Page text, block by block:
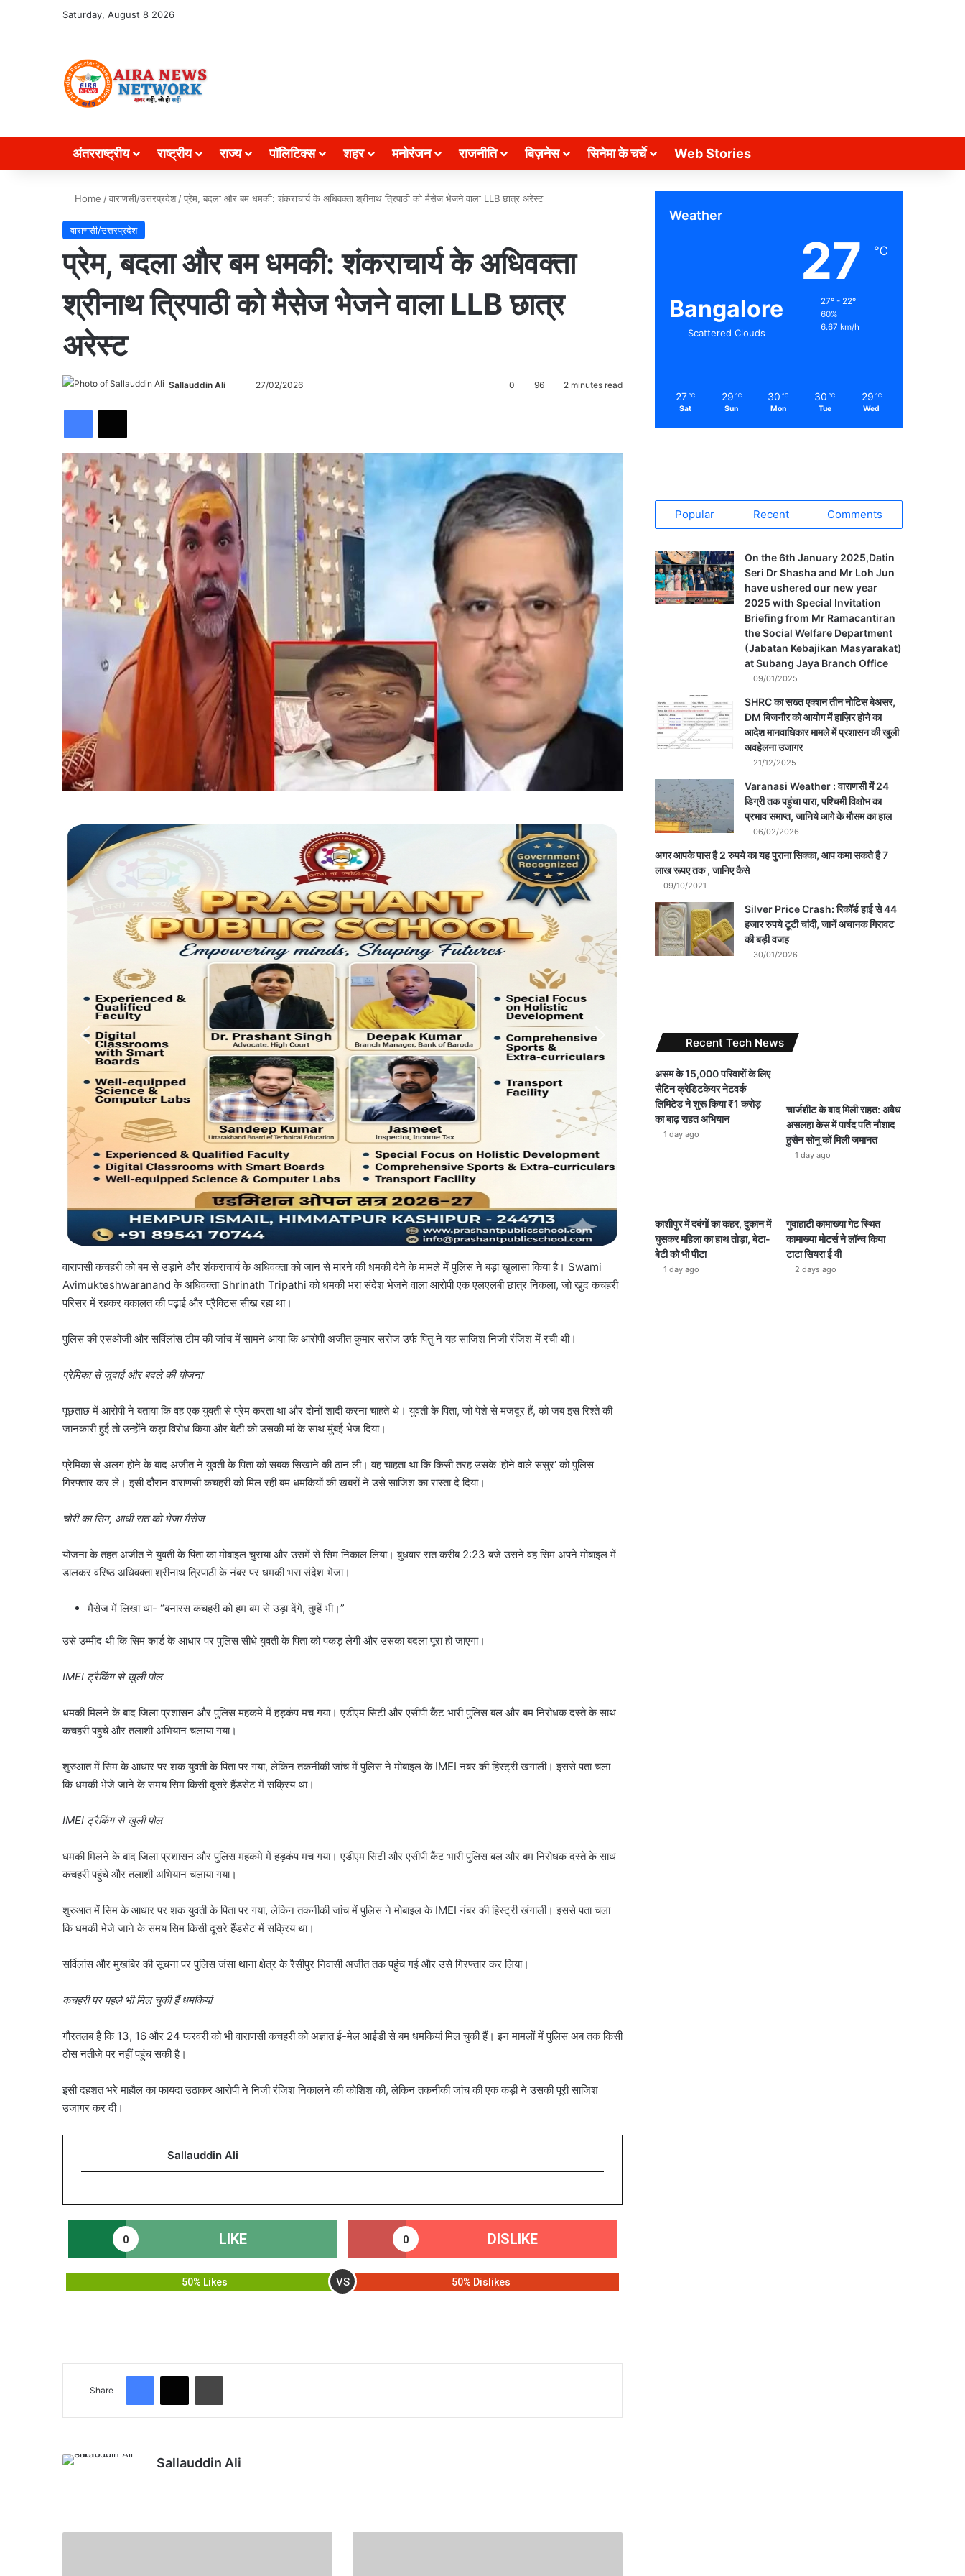
Saturday, August 8 2026
अंतरराष्ट्रीय राष्ट्रीय राज्य पॉलिटिक्स शहर मनोरंजन राजनीति बिज़नेस सिनेमा के चर्चे Web Stories
Home /वाराणसी/उत्तरप्रदेश /प्रेम, बदला और बम धमकी: शंकराचार्य के अधिवक्ता श्रीनाथ त्रिपाठी को मैसेज भेजने वाला LLB छात्र अरेस्ट
वाराणसी/उत्तरप्रदेश
प्रेम, बदला और बम धमकी: शंकराचार्य के अधिवक्ता
श्रीनाथ त्रिपाठी को मैसेज भेजने वाला LLB छात्र
अरेस्ट
Sallauddin Ali 27/02/2026 0 96 2 minutes read
Facebook
X
वाराणसी कचहरी को बम से उड़ाने और शंकराचार्य के अधिवक्ता को जान से मारने की धमकी देने के मामले में पुलिस ने बड़ा खुलासा किया है। Swami
Avimukteshwaranand के अधिवक्ता Shrinath Tripathi को धमकी भरा संदेश भेजने वाला आरोपी एक एलएलबी छात्र निकला, जो खुद कचहरी
परिसर में रहकर वकालत की पढ़ाई और प्रैक्टिस सीख रहा था।
पुलिस की एसओजी और सर्विलांस टीम की जांच में सामने आया कि आरोपी अजीत कुमार सरोज उर्फ पितु ने यह साजिश निजी रंजिश में रची थी।
प्रेमिका से जुदाई और बदले की योजना
पूछताछ में आरोपी ने बताया कि वह एक युवती से प्रेम करता था और दोनों शादी करना चाहते थे। युवती के पिता, जो पेशे से मजदूर हैं, को जब इस रिश्ते की
जानकारी हुई तो उन्होंने कड़ा विरोध किया और बेटी को उसकी मां के साथ मुंबई भेज दिया।
प्रेमिका से अलग होने के बाद अजीत ने युवती के पिता को सबक सिखाने की ठान ली। वह चाहता था कि किसी तरह उसके ‘होने वाले ससुर’ को पुलिस
गिरफ्तार कर ले। इसी दौरान वाराणसी कचहरी को मिल रही बम धमकियों की खबरों ने उसे साजिश का रास्ता दे दिया।
चोरी का सिम, आधी रात को भेजा मैसेज
योजना के तहत अजीत ने युवती के पिता का मोबाइल चुराया और उसमें से सिम निकाल लिया। बुधवार रात करीब 2:23 बजे उसने वह सिम अपने मोबाइल में
डालकर वरिष्ठ अधिवक्ता श्रीनाथ त्रिपाठी के नंबर पर धमकी भरा संदेश भेजा।
मैसेज में लिखा था- “बनारस कचहरी को हम बम से उड़ा देंगे, तुम्हें भी।”
उसे उम्मीद थी कि सिम कार्ड के आधार पर पुलिस सीधे युवती के पिता को पकड़ लेगी और उसका बदला पूरा हो जाएगा।
IMEI ट्रैकिंग से खुली पोल
धमकी मिलने के बाद जिला प्रशासन और पुलिस महकमे में हड़कंप मच गया। एडीएम सिटी और एसीपी कैंट भारी पुलिस बल और बम निरोधक दस्ते के साथ
कचहरी पहुंचे और तलाशी अभियान चलाया गया।
शुरुआत में सिम के आधार पर शक युवती के पिता पर गया, लेकिन तकनीकी जांच में पुलिस ने मोबाइल के IMEI नंबर की हिस्ट्री खंगाली। इससे पता चला
कि धमकी भेजे जाने के समय सिम किसी दूसरे हैंडसेट में सक्रिय था।
IMEI ट्रैकिंग से खुली पोल
धमकी मिलने के बाद जिला प्रशासन और पुलिस महकमे में हड़कंप मच गया। एडीएम सिटी और एसीपी कैंट भारी पुलिस बल और बम निरोधक दस्ते के साथ
कचहरी पहुंचे और तलाशी अभियान चलाया गया।
शुरुआत में सिम के आधार पर शक युवती के पिता पर गया, लेकिन तकनीकी जांच में पुलिस ने मोबाइल के IMEI नंबर की हिस्ट्री खंगाली। इससे पता चला
कि धमकी भेजे जाने के समय सिम किसी दूसरे हैंडसेट में सक्रिय था।
सर्विलांस और मुखबिर की सूचना पर पुलिस जंसा थाना क्षेत्र के रैसीपुर निवासी अजीत तक पहुंच गई और उसे गिरफ्तार कर लिया।
कचहरी पर पहले भी मिल चुकी हैं धमकियां
गौरतलब है कि 13, 16 और 24 फरवरी को भी वाराणसी कचहरी को अज्ञात ई-मेल आईडी से बम धमकियां मिल चुकी हैं। इन मामलों में पुलिस अब तक किसी
ठोस नतीजे पर नहीं पहुंच सकी है।
इसी दहशत भरे माहौल का फायदा उठाकर आरोपी ने निजी रंजिश निकालने की कोशिश की, लेकिन तकनीकी जांच की एक कड़ी ने उसकी पूरी साजिश
उजागर कर दी।
Sallauddin Ali
0 LIKE 0 DISLIKE
50% Likes VS 50% Dislikes
Share
Facebook
X Print
Sallauddin Ali
Weather
Bangalore
Scattered Clouds
27 ℃
27º - 22º
60%
6.67 km/h
27 ℃
Sat
29 ℃
Sun
30 ℃
Mon
30 ℃
Tue
29 ℃
Wed
Popular Recent Comments
On the 6th January 2025,Datin
Seri Dr Shasha and Mr Loh Jun
have ushered our new year
2025 with Special Invitation
Briefing from Mr Ramacantiran
the Social Welfare Department
(Jabatan Kebajikan Masyarakat)
at Subang Jaya Branch Office
09/01/2025
SHRC का सख्त एक्शन तीन नोटिस बेअसर,
DM बिजनौर को आयोग में हाज़िर होने का
आदेश मानवाधिकार मामले में प्रशासन की खुली
अवहेलना उजागर
21/12/2025
Varanasi Weather : वाराणसी में 24
डिग्री तक पहुंचा पारा, पश्चिमी विक्षोभ का
प्रभाव समाप्त, जानिये आगे के मौसम का हाल
06/02/2026
अगर आपके पास है 2 रुपये का यह पुराना सिक्का, आप कमा सकते है 7
लाख रूपए तक , जानिए कैसे
09/10/2021
Silver Price Crash: रिकॉर्ड हाई से 44
हजार रुपये टूटी चांदी, जानें अचानक गिरावट
की बड़ी वजह
30/01/2026
Recent Tech News
असम के 15,000 परिवारों के लिए
सैटिन क्रेडिटकेयर नेटवर्क
लिमिटेड ने शुरू किया ₹1 करोड़
का बाढ़ राहत अभियान
1 day ago
चार्जशीट के बाद मिली राहत: अवैध
असलहा केस में पार्षद पति नौशाद
हुसैन सोनू कों मिली जमानत
1 day ago
काशीपुर में दबंगों का कहर, दुकान में
घुसकर महिला का हाथ तोड़ा, बेटा-
बेटी को भी पीटा
1 day ago
गुवाहाटी कामाख्या गेट स्थित
कामाख्या मोटर्स ने लॉन्च किया
टाटा सियरा ई वी
2 days ago